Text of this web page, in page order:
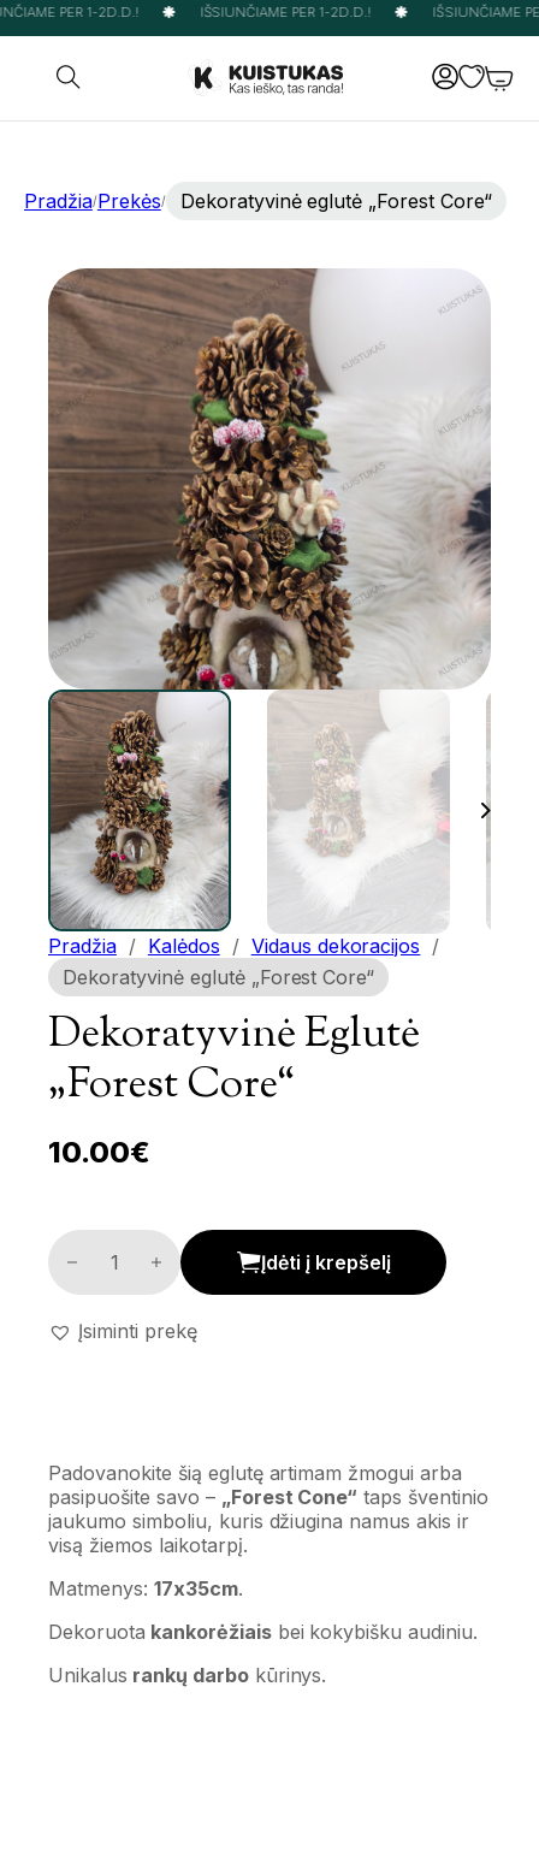
PER 1-2D.D.! IŠSIUNČIAME PER 1-2D.D.! IŠSIUNČIAME
Pradžia/Prekės/ Dekoratyvinė eglutė „Forest Core“
Pradžia / Kalėdos / Vidaus dekoracijos /
Dekoratyvinė eglutė „Forest Core“
Dekoratyvinė Eglutė
„Forest Core“
10.00€
Dekoratyvinė eglutė „Forest Core“ kiekis
Įdėti į krepšelį
Įsiminti prekę
Padovanokite šią eglutę artimam žmogui arba
pasipuošite savo – „Forest Cone“ taps šventinio
jaukumo simboliu, kuris džiugina namus akis ir
visą žiemos laikotarpį.
Matmenys: 17x35cm.
Dekoruota kankorėžiaisbei kokybišku audiniu.
Unikalus rankų darbokūrinys.